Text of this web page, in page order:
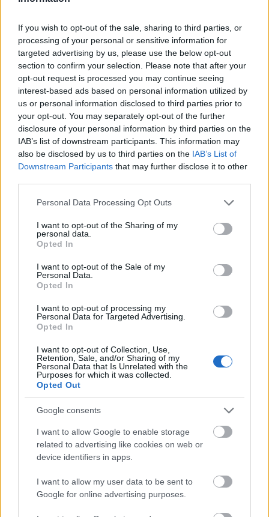
If you wish to opt-out of the sale, sharing to third parties, or
processing of your personal or sensitive information for
targeted advertising by us, please use the below opt-out
section to confirm your selection. Please note that after your
opt-out request is processed you may continue seeing
interest-based ads based on personal information utilized by
us or personal information disclosed to third parties prior to
your opt-out. You may separately opt-out of the further
disclosure of your personal information by third parties on the
IAB’s list of downstream participants. This information may
also be disclosed by us to third parties on the IAB’s List of
Downstream Participants that may further disclose it to other
Please note that this website/app uses one or more Google
not limited to your visit or usage behaviour. You may click to
grant or deny consent to Google and its third-party tags to
use your data for below specified purposes in below Google
consent section.
Personal Data Processing Opt Outs
I want to opt-out of the Sharing of my
personal data.
Opted In
I want to opt-out of the Sale of my
Personal Data.
Opted In
I want to opt-out of processing my
Personal Data for Targeted Advertising.
Opted In
I want to opt-out of Collection, Use,
Retention, Sale, and/or Sharing of my
Personal Data that Is Unrelated with the
Purposes for which it was collected.
Opted Out
Google consents
I want to allow Google to enable storage
related to advertising like cookies on web or
device identifiers in apps.
I want to allow my user data to be sent to
Google for online advertising purposes.